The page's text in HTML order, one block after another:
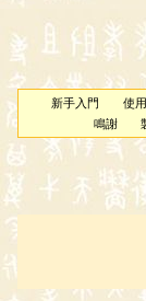
新手入門 使
鳴謝